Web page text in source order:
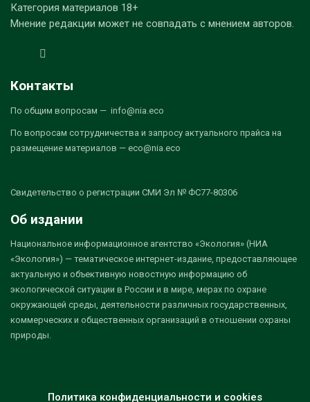
Категория материалов 18+
Мнение редакции может не совпадать с мнением авторов.
Контакты
По общим вопросам — info@nia.eco
По вопросам сотрудничества и запросу актуального прайса на
размещение материалов — eco@nia.eco
Свидетельство о регистрации СМИ Эл № ФС77-80306
Об издании
Национальное информационное агентство «Экология» (НИА
«Экология») — тематическое интернет-издание, предоставляющее
актуальную и объективную новостную информацию об
экологической ситуации в России и в мире, мерах по охране
окружающей среды, деятельности различных государственных,
коммерческих и общественных организаций в отношении охраны
природы.
Политика конфиденциальности и cookies